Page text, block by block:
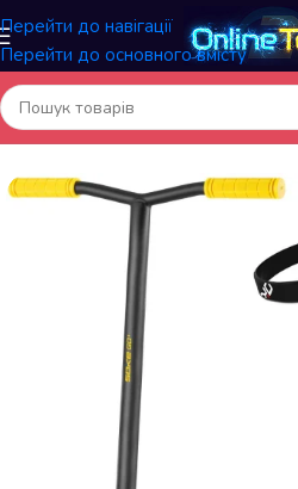
Перейти до навігації
Перейти до основного вмісту
Головна/Спортивні товари/